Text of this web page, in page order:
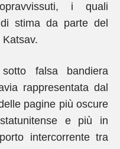
i quali
stima da parte del
falsa bandiera
rappresentata dal
pagine più oscure
e più in
intercorrente tra